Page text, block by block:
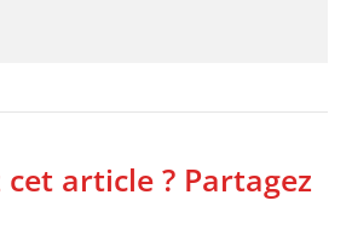
article ? Partagez